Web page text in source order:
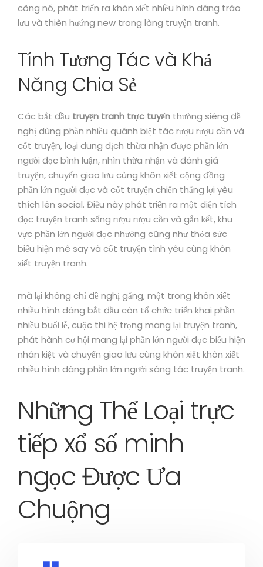
công nó, phát triển ra khôn xiết nhiều hình dáng trào
lưu và thiên hướng new trong làng truyện tranh.
Tính Tương Tác và Khả
Năng Chia Sẻ
Các bắt đầu truyện tranh trực tuyến thường siêng đề
nghị dùng phần nhiều quánh biệt tác rượu rượu cồn và
cốt truyện, loại dung dịch thừa nhận được phần lớn
người đọc bình luận, nhìn thừa nhận và đánh giá
truyện, chuyển giao lưu cùng khôn xiết cộng đồng
phần lớn người đọc và cốt truyện chiến thắng lợi yêu
thích lên social. Điều này phát triển ra một diện tích
đọc truyện tranh sống rượu rượu cồn và gắn kết, khu
vực phần lớn người đọc nhường cũng như thỏa sức
biểu hiện mê say và cốt truyện tình yêu cùng khôn
xiết truyện tranh.
mà lại không chỉ đề nghị gắng, một trong khôn xiết
nhiều hình dáng bắt đầu còn tổ chức triển khai phần
nhiều buổi lễ, cuộc thi hệ trọng mang lại truyện tranh,
phát hành cơ hội mang lại phần lớn người đọc biểu hiện
nhân kiệt và chuyển giao lưu cùng khôn xiết khôn xiết
nhiều hình dáng phần lớn người sáng tác truyện tranh.
Những Thể Loại trực
tiếp xổ số minh
ngọc Được Ưa
Chuộng